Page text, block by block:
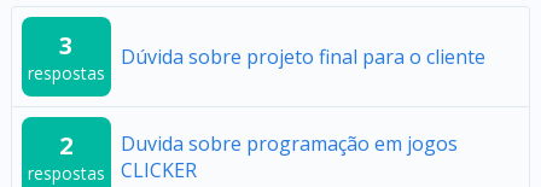
3
respostas
Dúvida sobre projeto final para o cliente
2
respostas
Duvida sobre programação em jogos
CLICKER